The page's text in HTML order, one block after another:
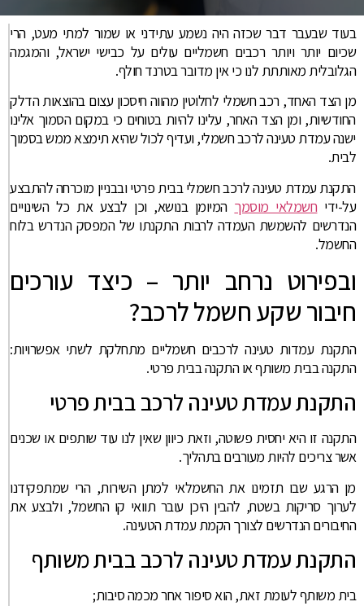
בעוד שבעבר דבר שכזה היה נשמע עתידני או שמור למתי מעט, הרי
שכיום יותר ויותר רכבים חשמליים עולים על כבישי ישראל, והמגמה
הגלובלית מאותתת לנו כי אין מדובר בטרנד חולף.
מן הצד האחד, רכב חשמלי לחלוטין מהווה חיסכון עצום בהוצאות הדלק
החודשיות, ומן הצד האחר, עלינו להיות בטוחים כי במקום הסמוך אלינו
ישנה עמדת טעינה לרכב חשמלי, ועדיף לכול שהיא תימצא ממש בסמוך
לבית.
התקנת עמדת טעינה לרכב חשמלי בבית פרטי ובבניין מוכרחה להתבצע
על-ידי חשמלאי מוסמך המיומן בנושא, וכן לבצע את כל השינויים
הנדרשים להשמשת העמדה לרבות התקנתו של המפסק הנדרש בלוח
החשמל.
ובפירוט נרחב יותר – כיצד עורכים
חיבור שקע חשמל לרכב?
התקנת עמדות טעינה לרכבים חשמליים מתחלקת לשתי אפשרויות:
התקנה בבית משותף או התקנה בבית פרטי.
התקנת עמדת טעינה לרכב בבית פרטי
התקנה זו היא יחסית פשוטה, וזאת כיוון שאין לנו עוד שותפים או שכנים
אשר צריכים להיות מעורבים בתהליך.
מן הרגע שבו תזמינו את החשמלאי למתן השירות, הרי שמתפקידנו
לערוך סריקות בשטח, להבין היכן עובר תוואי קו החשמל, ולבצע את
החיבורים הנדרשים לצורך הקמת עמדת הטעינה.
התקנת עמדת טעינה לרכב בבית משותף
בית משותף לעומת זאת, הוא סיפור אחר מכמה סיבות;